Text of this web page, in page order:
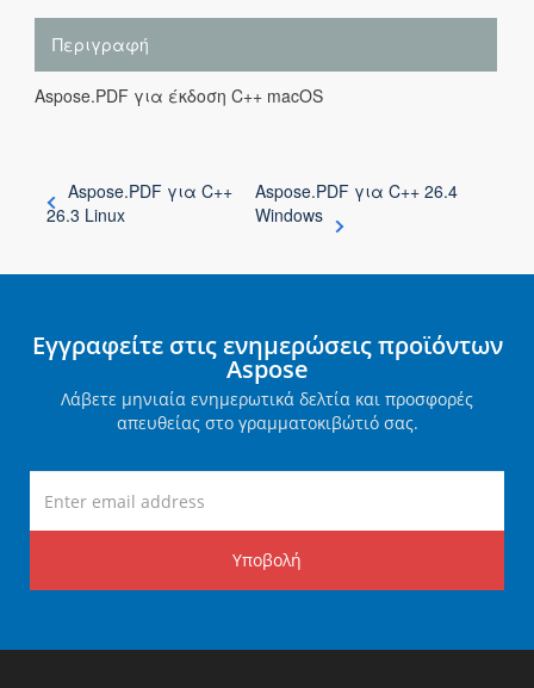
Περιγραφή
Aspose.PDF για έκδοση C++ macOS
Aspose.PDF για C++
26.3 Linux
Aspose.PDF για C++ 26.4
Windows
Εγγραφείτε στις ενημερώσεις προϊόντων
Aspose
Λάβετε μηνιαία ενημερωτικά δελτία και προσφορές
απευθείας στο γραμματοκιβώτιό σας.
Υποβολή